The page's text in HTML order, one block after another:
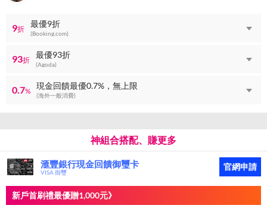
9折
最優9折
(Booking.com)
93折
最優93折
(Agoda)
0.7%
現金回饋最優0.7%，無上限
(海外一般消費)
神組合搭配、賺更多
滙豐銀行現金回饋御璽卡
VISA 御璽
官網申請
新戶首刷禮最優贈1,000元》